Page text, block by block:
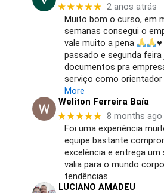
★★★★★ 2 anos atrás
Muito bom o curso, em
semanas consegui o
vale muito a pena
♥️
passado e segunda
documentos pra
serviço como
More
Weliton Ferreira Baía
★★★★★ 8 months ago
Foi uma experiência
equipe bastante
excelência e entrega um
valia para o mundo
tendências.
LUCIANO AMADEU